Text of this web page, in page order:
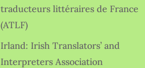
traducteurs littéraires de France
(ATLF)
Irland: Irish Translators’ and
Interpreters Association